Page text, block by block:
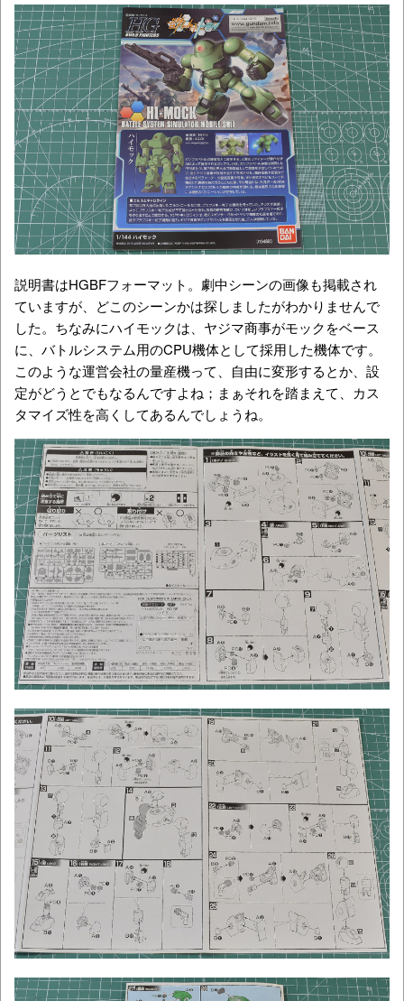
説明書はHGBFフォーマット。劇中シーンの画像も掲載され
ていますが、どこのシーンかは探しましたがわかりませんで
した。ちなみにハイモックは、ヤジマ商事がモックをベース
に、バトルシステム用のCPU機体として採用した機体です。
このような運営会社の量産機って、自由に変形するとか、設
定がどうとでもなるんですよね；まぁそれを踏まえて、カス
タマイズ性を高くしてあるんでしょうね。